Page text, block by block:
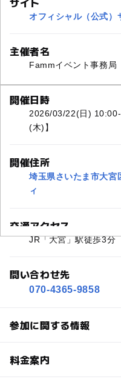
オフィシャル（公式）
主催者名
Fammイベント事務局
開催日時
2026/03/22(日)
(木)】
開催住所
埼玉県さいたま市大宮
ィ
交通アクセス
JR「大宮」駅徒歩3分
問い合わせ先
070-4365-9858
参加に関する情報
定員
料金案内